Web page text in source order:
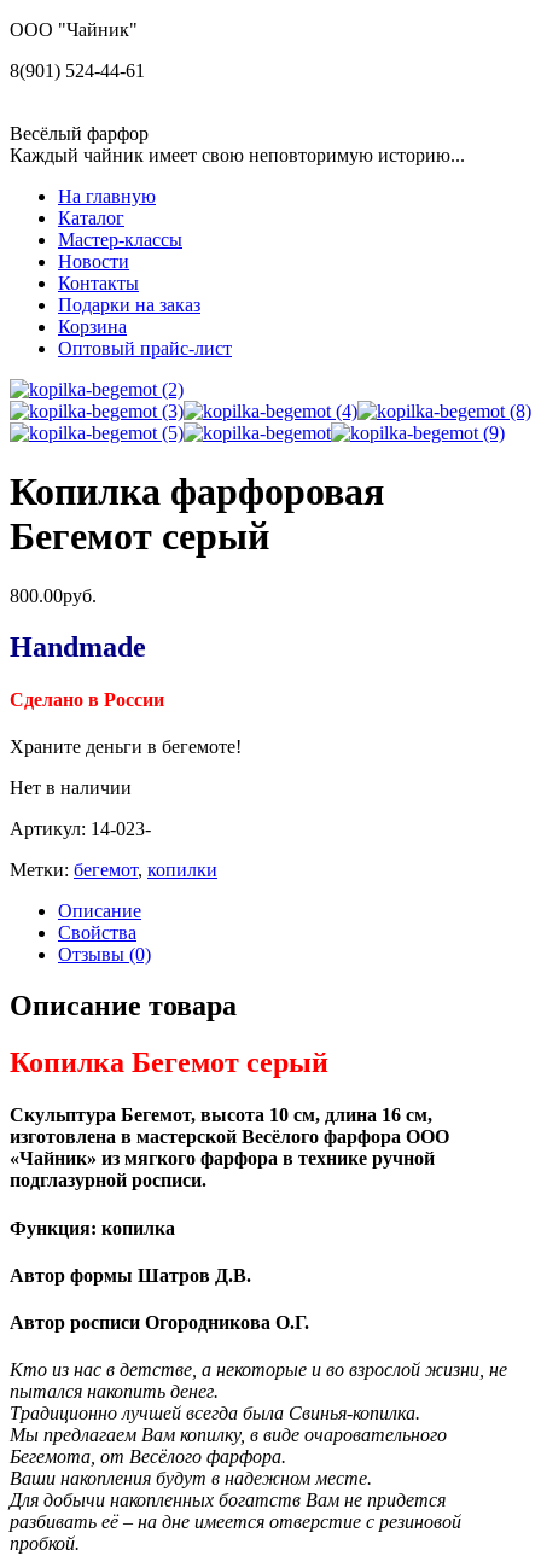
ООО "Чайник"
8(901) 524-44-61
Весёлый фарфор
Каждый чайник имеет свою неповторимую историю...
На главную
Каталог
Мастер-классы
Новости
Контакты
Подарки на заказ
Корзина
Оптовый прайс-лист
Копилка фарфоровая
Бегемот серый
800.00руб.
Handmade
Сделано в России
Храните деньги в бегемоте!
Нет в наличии
Артикул: 14-023-
Метки: бегемот, копилки
Описание
Свойства
Отзывы (0)
Описание товара
Копилка Бегемот серый
Скульптура Бегемот, высота 10 см, длина 16 см,
изготовлена в мастерской Весёлого фарфора ООО
«Чайник» из мягкого фарфора в технике ручной
подглазурной росписи.
Функция: копилка
Автор формы Шатров Д.В.
Автор росписи Огородникова О.Г.
Кто из нас в детстве, а некоторые и во взрослой жизни, не
пытался накопить денег.
Традиционно лучшей всегда была Свинья-копилка.
Мы предлагаем Вам копилку, в виде очаровательного
Бегемота, от Весёлого фарфора.
Ваши накопления будут в надежном месте.
Для добычи накопленных богатств Вам не придется
разбивать её – на дне имеется отверстие с резиновой
пробкой.